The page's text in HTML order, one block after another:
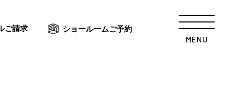
ご請求 ショールームご予約
MENU